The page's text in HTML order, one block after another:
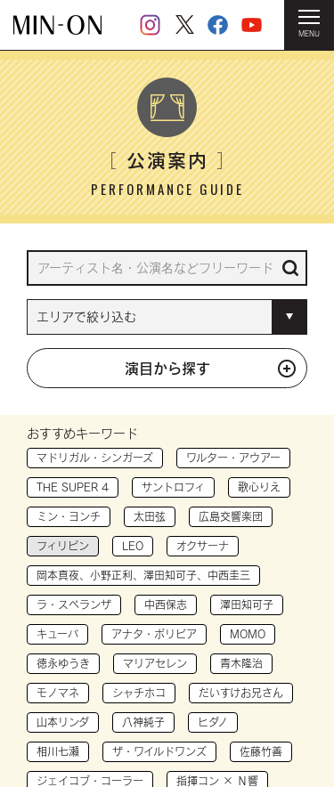
MENU
HOME ＞ 公演案内
［公演案内］
PERFORMANCE GUIDE
演目から探す
おすすめキーワード
マドリガル・シンガーズ ワルター・アウアー
THE SUPER 4 サントロフィ 歌心りえ
ミン・ヨンチ 太田弦 広島交響楽団
フィリピン LEO オクサーナ
岡本真夜、小野正利、澤田知可子、中西圭三
ラ・スペランザ 中西保志 澤田知可子
キューバ アナタ・ボリビア MOMO
徳永ゆうき マリアセレン 青木隆治
モノマネ シャチホコ だいすけお兄さん
山本リンダ 八神純子 ヒダノ
相川七瀬 ザ・ワイルドワンズ 佐藤竹善
ジェイコブ・コーラー 指揮コン × Ｎ響